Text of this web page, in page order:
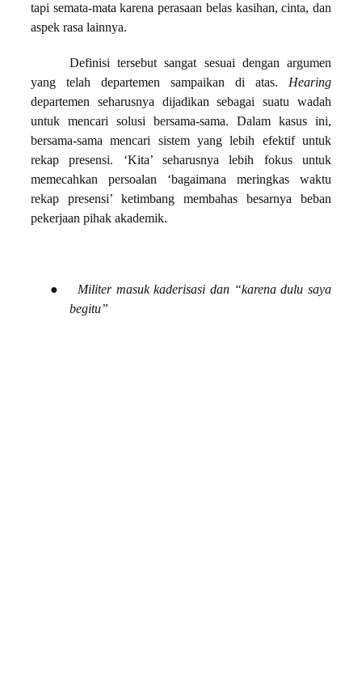
tapi semata-mata karena perasaan belas kasihan, cinta, dan
aspek rasa lainnya.
Definisi tersebut sangat sesuai dengan argumen
yang telah departemen sampaikan di atas. Hearing
departemen seharusnya dijadikan sebagai suatu wadah
untuk mencari solusi bersama-sama. Dalam kasus ini,
bersama-sama mencari sistem yang lebih efektif untuk
rekap presensi. ‘Kita’ seharusnya lebih fokus untuk
memecahkan persoalan ‘bagaimana meringkas waktu
rekap presensi’ ketimbang membahas besarnya beban
pekerjaan pihak akademik.
●
Militer masuk kaderisasi dan “karena dulu saya
begitu”